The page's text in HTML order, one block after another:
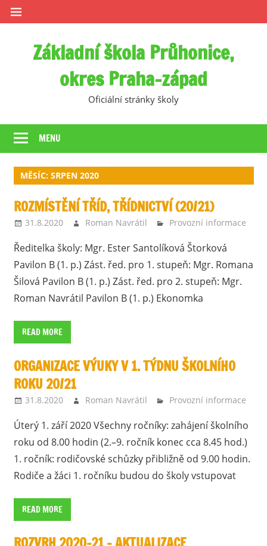
Skip
to
Základní škola Průhonice,
okres Praha-západ
Oficiální stránky školy
MENU
MĚSÍC: SRPEN 2020
ROZMÍSTĚNÍ TŘÍD, TŘÍDNICTVÍ (20/21)
31.8.2020 Roman Navrátil Provozní informace
Ředitelka školy: Mgr. Ester Santolíková Štorková
Pavilon B (1. p.) Zást. řed. pro 1. stupeň: Mgr. Romana
Šilová Pavilon B (1. p.) Zást. řed. pro 2. stupeň: Mgr.
Roman Navrátil Pavilon B (1. p.) Ekonomka
READ MORE
ORGANIZACE VÝUKY V 1. TÝDNU ŠKOLNÍHO
ROKU 20/21
31.8.2020 Roman Navrátil Provozní informace
Úterý 1. září 2020 Všechny ročníky: zahájení školního
roku od 8.00 hodin (2.–9. ročník konec cca 8.45 hod.)
1. ročník: rodičovské schůzky přibližně od 9.00 hodin.
Rodiče a žáci 1. ročníku budou do školy vstupovat
READ MORE